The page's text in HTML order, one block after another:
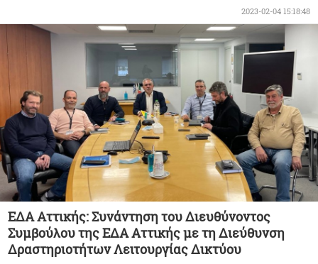
2023-02-04 15:18:48
ΕΔΑ Αττικής: Συνάντηση του Διευθύνοντος
Συμβούλου της ΕΔΑ Αττικής με τη Διεύθυνση
Δραστηριοτήτων Λειτουργίας Δικτύου